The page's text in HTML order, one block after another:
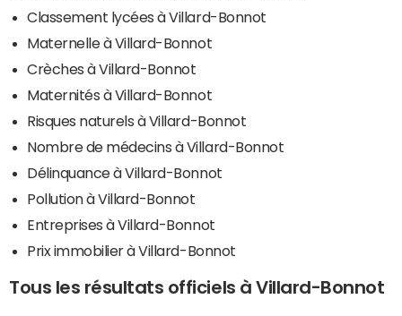
Classement lycées à Villard-Bonnot
Maternelle à Villard-Bonnot
Crèches à Villard-Bonnot
Maternités à Villard-Bonnot
Risques naturels à Villard-Bonnot
Nombre de médecins à Villard-Bonnot
Délinquance à Villard-Bonnot
Pollution à Villard-Bonnot
Entreprises à Villard-Bonnot
Prix immobilier à Villard-Bonnot
Tous les résultats officiels à Villard-Bonnot